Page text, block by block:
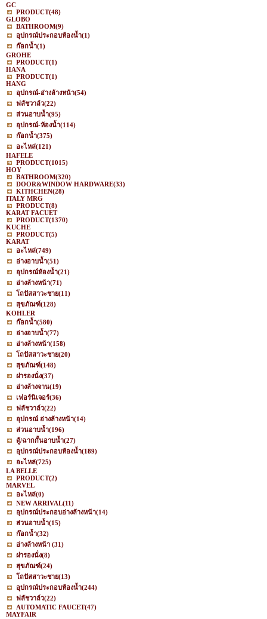
GC
PRODUCT(48)
GLOBO
BATHROOM(9)
อุปกรณ์ประกอบห้องน้ำ(1)
ก๊อกน้ำ(1)
GROHE
PRODUCT(1)
HANA
PRODUCT(1)
HANG
อุปกรณ์-อ่างล้างหน้า(54)
ฟลัชวาล์ว(22)
ส่วนอาบน้ำ(95)
อุปกรณ์-ห้องน้ำ(114)
ก๊อกน้ำ(375)
อะไหล่(121)
HAFELE
PRODUCT(1015)
HOY
BATHROOM(320)
DOOR&WINDOW HARDWARE(33)
KITHCHEN(28)
ITALY MRG
PRODUCT(8)
KARAT FACUET
PRODUCT(1370)
KUCHE
PRODUCT(5)
KARAT
อะไหล่(749)
อ่างอาบน้ำ(51)
อุปกรณ์ห้องน้ำ(21)
อ่างล้างหน้า(71)
โถปัสสาวะชาย(11)
สุขภัณฑ์(128)
KOHLER
ก๊อกน้ำ(580)
อ่างอาบน้ำ(77)
อ่างล้างหน้า(158)
โถปัสสาวะชาย(20)
สุขภัณฑ์(148)
ฝารองนั่ง(37)
อ่างล้างจาน(19)
เฟอร์นิเจอร์(36)
ฟลัชวาล์ว(22)
อุปกรณ์ อ่างล้างหน้า(14)
ส่วนอาบน้ำ(196)
ตู้/ฉากกั้นอาบน้ำ(27)
อุปกรณ์ประกอบห้องน้ำ(189)
อะไหล่(725)
LA BELLE
PRODUCT(2)
MARVEL
อะไหล่(0)
NEW ARRIVAL(11)
อุปกรณ์ประกอบอ่างล้างหน้า(14)
ส่วนอาบน้ำ(15)
ก๊อกน้ำ(32)
อ่างล้างหน้า (31)
ฝารองนั่ง(8)
สุขภัณฑ์(24)
โถปัสสาวะชาย(13)
อุปกรณ์ประกอบห้องน้ำ(244)
ฟลัชวาล์ว(22)
AUTOMATIC FAUCET(47)
MAYFAIR